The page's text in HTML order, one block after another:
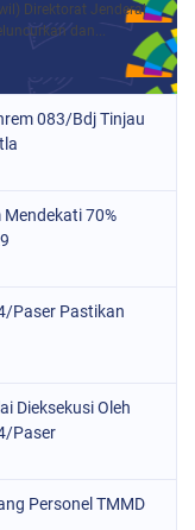
Direktorat Jenderal
dan...
083/Bdj Tinjau
70%
Paser Pastikan
Dieksekusi Oleh
Paser
Personel TMMD